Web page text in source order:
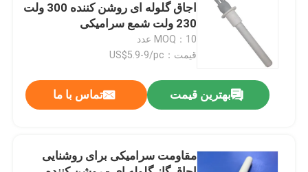
کنترل کیفیت
با ما تماس بگیرید
درخواست نقل قول
اجاق گلوله ای روشن کننده 300 ولت
230 ولت شمع سرامیکی
MOQ：10 عدد
قیمت：US$5.9-9/pc
بهترین قیمت تماس با ما
مقاومت سرامیکی برای روشنایی